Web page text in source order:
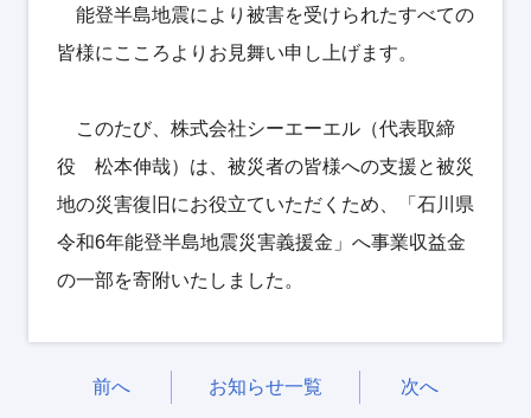
能登半島地震により被害を受けられたすべての
皆様にこころよりお見舞い申し上げます。
このたび、株式会社シーエーエル（代表取締
役 松本伸哉）は、被災者の皆様への支援と被災
地の災害復旧にお役立ていただくため、「石川県
令和6年能登半島地震災害義援金」へ事業収益金
の一部を寄附いたしました。
前へ お知らせ一覧 次へ